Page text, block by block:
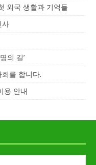
외국 생활과 기억들
사
의 길’
를 합니다.
용 안내